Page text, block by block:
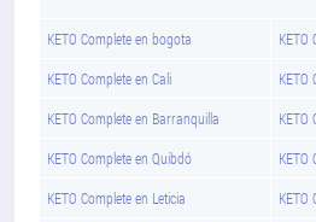
KETO Complete en bogota KETO
KETO Complete en Cali KETO
KETO Complete en Barranquilla KETO
KETO Complete en Quibdó KETO
KETO Complete en Leticia KETO